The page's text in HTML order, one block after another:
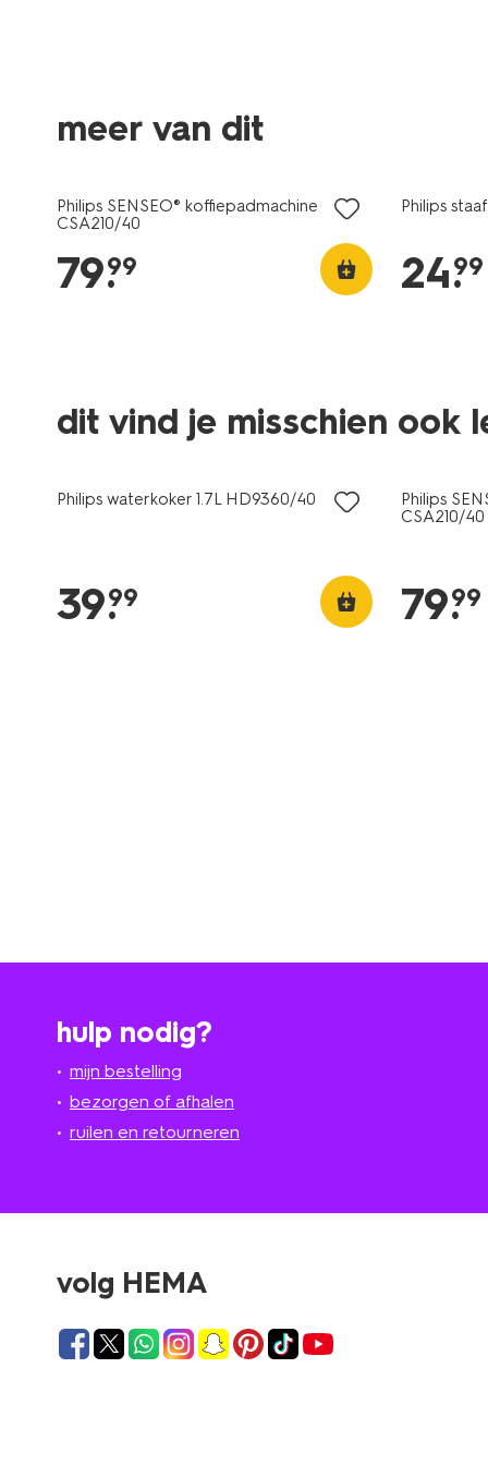
meer van dit
Philips SENSEO® koffiepadmachine
CSA210/40
79.
99
Philips
24.
99
dit vind je misschien ook
Philips waterkoker 1.7L HD9360/40
39.
99
Philips
CSA210/40
79.
99
hulp nodig?
mijn bestelling
bezorgen of afhalen
ruilen en retourneren
volg HEMA